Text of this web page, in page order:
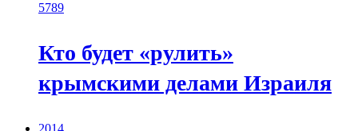
5789
Кто будет «рулить»
крымскими делами Израиля
2014